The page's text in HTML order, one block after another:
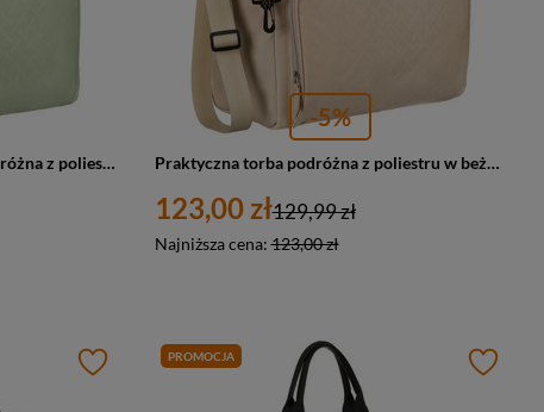
Zielona, weekendowa torba podróżna z poliestru - Peterson
-5%
Praktyczna torba podróżna z poliestru w beżowym kolorze, wyposażona w uchwyt na walizkę - Peterson
123,00 zł
Najniższa cena:123,00 zł
129,99 zł
PROMOCJA